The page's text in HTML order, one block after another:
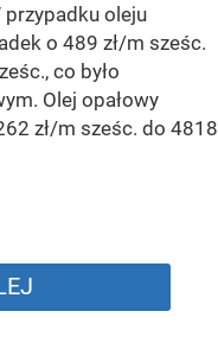
przypadku oleju
o 489 zł/m sześc.
co było
Olej opałowy
zł/m sześc. do 4818